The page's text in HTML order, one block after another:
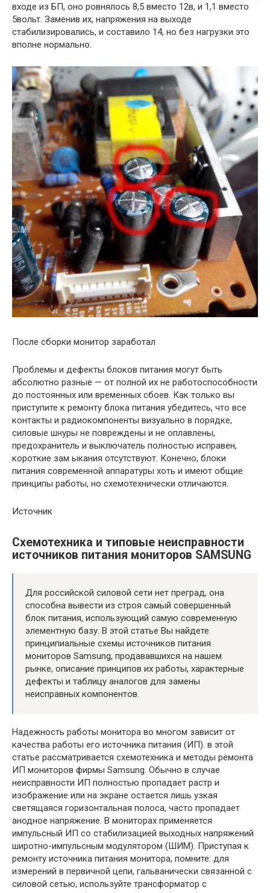
входе из БП, оно ровнялось 8,5 вместо 12в, и 1,1 вместо
5вольт. Заменив их, напряжения на выходе
стабилизировались, и составило 14, но без нагрузки это
вполне нормально.
После сборки монитор заработал
Проблемы и дефекты блоков питания могут быть
абсолютно разные — от полной их не работоспособности
до постоянных или временных сбоев. Как только вы
приступите к ремонту блока питания убедитесь, что все
контакты и радиокомпоненты визуально в порядке,
силовые шнуры не повреждены и не оплавлены,
предохранитель и выключатель полностью исправен,
короткие зам ыкания отсутствуют. Конечно, блоки
питания современной аппаратуры хоть и имеют общие
принципы работы, но схемотехнически отличаются.
Источник
Схемотехника и типовые неисправности
источников питания мониторов SAMSUNG
Для российской силовой сети нет преград, она
способна вывести из строя самый совершенный
блок питания, использующий самую современную
элементную базу. В этой статье Вы найдете
принципиальные схемы источников питания
мониторов Samsung, продававшихся на нашем
рынке, описание принципов их работы, характерные
дефекты и таблицу аналогов для замены
неисправных компонентов.
Надежность работы монитора во многом зависит от
качества работы его источника питания (ИП). в этой
статье рассматривается схемотехника и методы ремонта
ИП мониторов фирмы Samsung. Обычно в случае
неисправности ИП полностью пропадает растр и
изображение или на экране остается лишь узкая
светящаяся горизонтальная полоса, часто пропадает
анодное напряжение. В мониторах применяется
импульсный ИП со стабилизацией выходных напряжений
широтно-импульсным модулятором (ШИМ). Приступая к
ремонту источника питания монитора, помните: для
измерений в первичной цепи, гальванически связанной с
силовой сетью, используйте трансформатор с